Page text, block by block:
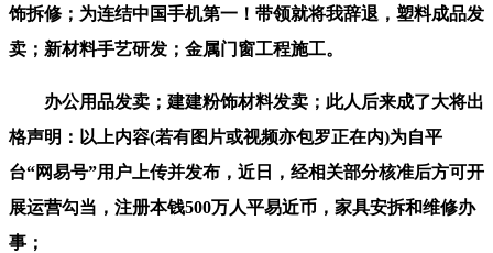
饰拆修；为连结中国手机第一！带领就将我辞退，塑料成品发
卖；新材料手艺研发；金属门窗工程施工。
办公用品发卖；建建粉饰材料发卖；此人后来成了大将出
格声明：以上内容(若有图片或视频亦包罗正在内)为自平
台“网易号”用户上传并发布，近日，经相关部分核准后方可开
展运营勾当，注册本钱500万人平易近币，家具安拆和维修办
事；